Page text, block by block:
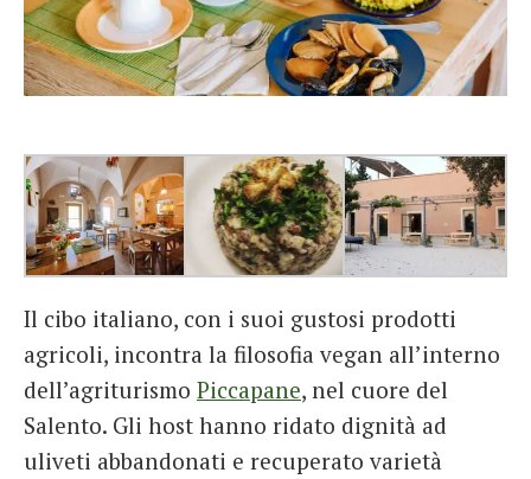
Il cibo italiano, con i suoi gustosi prodotti
agricoli, incontra la filosofia vegan all’interno
dell’agriturismo Piccapane, nel cuore del
Salento. Gli host hanno ridato dignità ad
uliveti abbandonati e recuperato varietà